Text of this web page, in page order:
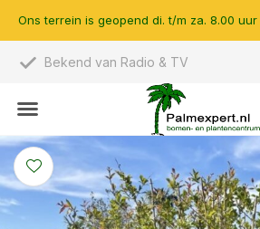
Radio & TV Scherpe